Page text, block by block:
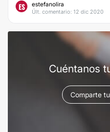
ES estefanolira
Últ. comentario: 12 dic 2020
Cuéntanos
Comparte